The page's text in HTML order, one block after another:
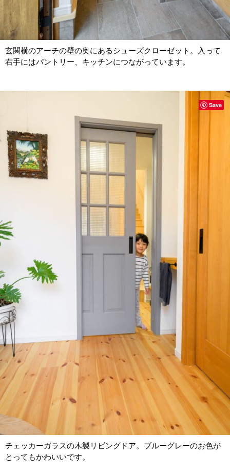
玄関横のアーチの壁の奥にあるシューズクローゼット。入って
右手にはパントリー、キッチンにつながっています。
チェッカーガラスの木製リビングドア。ブルーグレーのお色が
とってもかわいいです。
Save